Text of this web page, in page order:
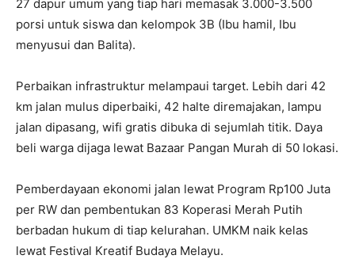
27 dapur umum yang tiap hari memasak 3.000-3.500
porsi untuk siswa dan kelompok 3B (Ibu hamil, Ibu
menyusui dan Balita).
Perbaikan infrastruktur melampaui target. Lebih dari 42
km jalan mulus diperbaiki, 42 halte diremajakan, lampu
jalan dipasang, wifi gratis dibuka di sejumlah titik. Daya
beli warga dijaga lewat Bazaar Pangan Murah di 50 lokasi.
Pemberdayaan ekonomi jalan lewat Program Rp100 Juta
per RW dan pembentukan 83 Koperasi Merah Putih
berbadan hukum di tiap kelurahan. UMKM naik kelas
lewat Festival Kreatif Budaya Melayu.